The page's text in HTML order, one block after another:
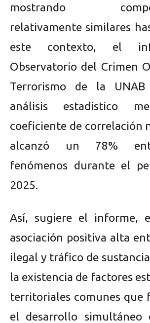
mostrando
relativamente similares
este contexto, el
Observatorio del Crimen
Terrorismo de la
análisis estadístico
coeficiente de correlación
alcanzó un 78%
fenómenos durante el
2025.
Así, sugiere el informe,
asociación positiva alta
ilegal y tráfico de
la existencia de factores
territoriales comunes que
el desarrollo simultáneo